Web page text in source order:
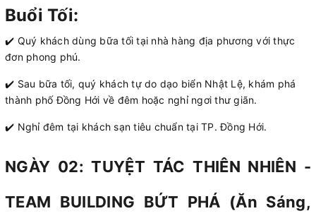
Buổi Tối:
✔️ Quý khách dùng bữa tối tại nhà hàng địa phương với thực
đơn phong phú.
✔️ Sau bữa tối, quý khách tự do dạo biển Nhật Lệ, khám phá
thành phố Đồng Hới về đêm hoặc nghỉ ngơi thư giãn.
✔️ Nghỉ đêm tại khách sạn tiêu chuẩn tại TP. Đồng Hới.
NGÀY 02: TUYỆT TÁC THIÊN NHIÊN -
TEAM BUILDING BỨT PHÁ (Ăn Sáng,